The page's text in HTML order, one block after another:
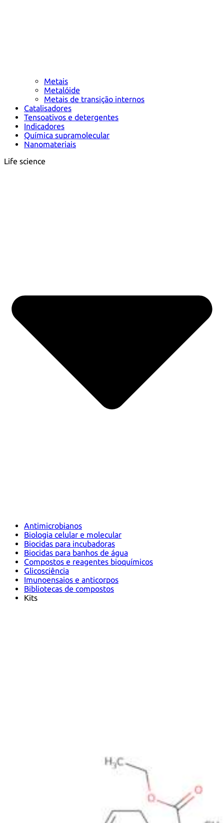
Metais
Metalóide
Metais de transição internos
Catalisadores
Tensoativos e detergentes
Indicadores
Química supramolecular
Nanomateriais
Life science
Antimicrobianos
Biologia celular e molecular
Biocidas para incubadoras
Biocidas para banhos de água
Compostos e reagentes bioquímicos
Glicosciência
Imunoensaios e anticorpos
Bibliotecas de compostos
Kits